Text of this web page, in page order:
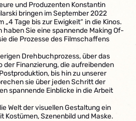
und Produzenten Konstantin
bringen im September 2022
Tage bis zur Ewigkeit“ in die Kinos.
Sie eine spannende Making Of-
die Prozesse des Filmschaffens
Drehbuchprozess, über das
Finanzierung, die aufreibenden
bis hin zu unserer
sie über jeden Schritt der
spannende Einblicke in die Arbeit
Welt der visuellen Gestaltung ein
Kostümen, Szenenbild und Maske.